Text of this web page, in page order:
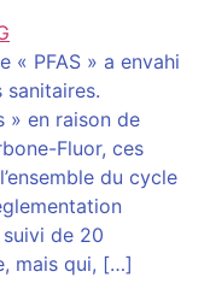
« PFAS » a envahi
sanitaires.
» en raison de
Fluor, ces
du cycle
de 20
mais qui, […]